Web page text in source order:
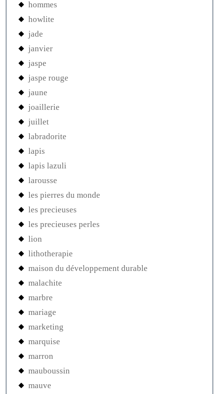
hommes
howlite
jade
janvier
jaspe
jaspe rouge
jaune
joaillerie
juillet
labradorite
lapis
lapis lazuli
larousse
les pierres du monde
les precieuses
les precieuses perles
lion
lithotherapie
maison du développement durable
malachite
marbre
mariage
marketing
marquise
marron
mauboussin
mauve